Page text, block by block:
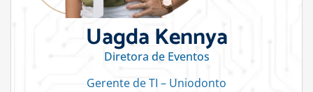
Uagda Kennya
Diretora de Eventos
Gerente de TI – Uniodonto